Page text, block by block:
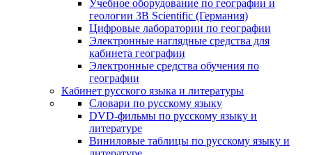
Учебное оборудование по географии и
геологии 3B Scientific (Германия)
Цифровые лаборатории по географии
Электронные наглядные средства для
кабинета географии
Электронные средства обучения по
географии
Кабинет русского языка и литературы
Cловари по русскому языку
DVD-фильмы по русскому языку и
литературе
Виниловые таблицы по русскому языку и